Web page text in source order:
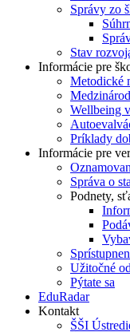
Správy zo
Stav
Informácie pre
Metodické
Wellbeing
Príklady
Informácie pre
Správa o
Podnety,
Užitočné
Pýtate sa
EduRadar
Kontakt
ŠŠI